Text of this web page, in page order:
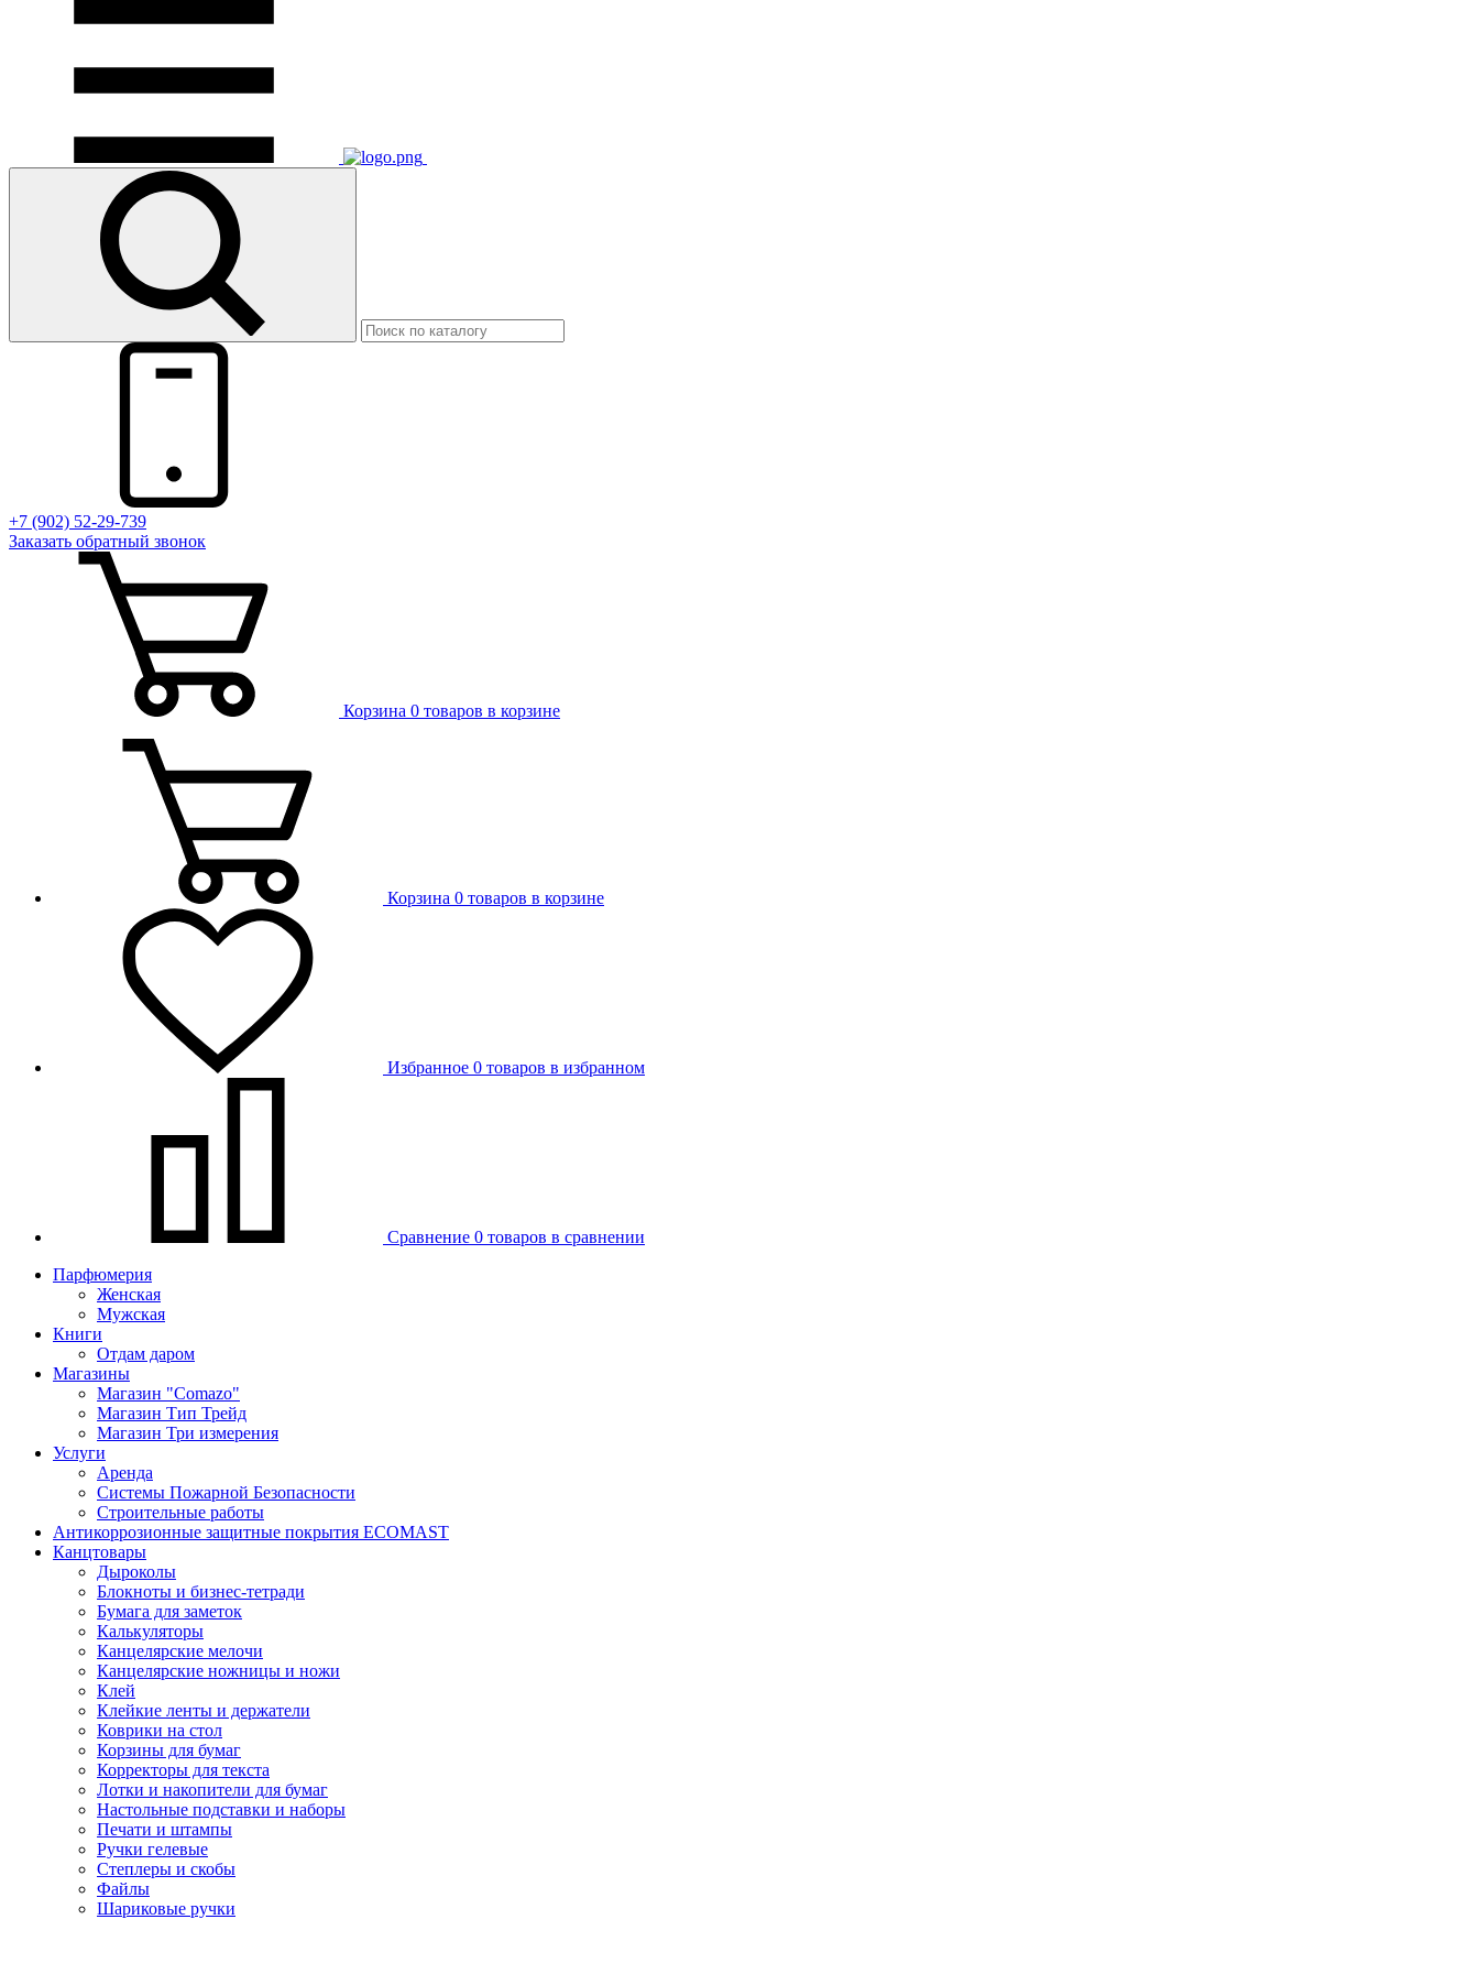
+7 (902) 52-29-739
Заказать обратный звонок
Корзина 0 товаров в корзине
Корзина 0 товаров в корзине
Избранное 0 товаров в избранном
Сравнение 0 товаров в сравнении
Парфюмерия
Женская
Мужская
Книги
Отдам даром
Магазины
Магазин "Comazo"
Магазин Тип Трейд
Магазин Три измерения
Услуги
Аренда
Системы Пожарной Безопасности
Строительные работы
Антикоррозионные защитные покрытия ECOMAST
Канцтовары
Дыроколы
Блокноты и бизнес-тетради
Бумага для заметок
Калькуляторы
Канцелярские мелочи
Канцелярские ножницы и ножи
Клей
Клейкие ленты и держатели
Коврики на стол
Корзины для бумаг
Корректоры для текста
Лотки и накопители для бумаг
Настольные подставки и наборы
Печати и штампы
Ручки гелевые
Степлеры и скобы
Файлы
Шариковые ручки